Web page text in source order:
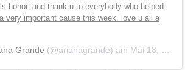
honor. and thank u to everybody who helped
very important cause this week. love u all a
Grande (@arianagrande) am Mai 18, 2020 um 12:40 PDT